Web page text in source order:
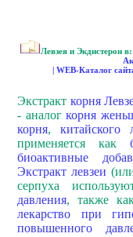
Левзея и Экдистерон в:
WEB-Каталог
Экстракт корня
- аналогкорня
корня, китайского
применяется как
биоактивные
Экстракт левзеи
серпуха
давления, также
лекарство при
повышенного